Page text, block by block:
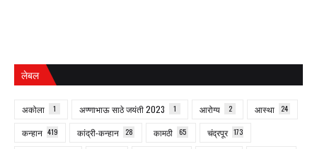
लेबल
अकोला 1 अण्णाभाऊ साठे जयंती 2023 1 आरोग्य 2 आस्था 24
कन्हान 419 कांद्री-कन्हान 28 कामठी 65 चंद्रपूर 173